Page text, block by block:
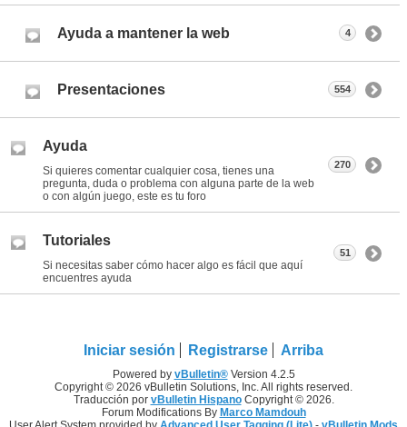
Ayuda a mantener la web 4
Presentaciones 554
Ayuda
Si quieres comentar cualquier cosa, tienes una
pregunta, duda o problema con alguna parte de la web
o con algún juego, este es tu foro
270
Tutoriales
Si necesitas saber cómo hacer algo es fácil que aquí
encuentres ayuda
51
Iniciar sesión Registrarse Arriba
Powered by vBulletin®Version 4.2.5
Copyright © 2026 vBulletin Solutions, Inc. All rights reserved.
Traducción por vBulletin HispanoCopyright © 2026.
Forum Modifications By Marco Mamdouh